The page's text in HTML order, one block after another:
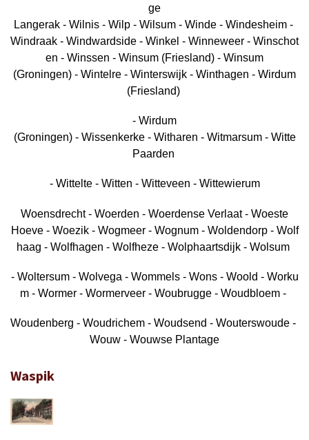
ge
Langerak - Wilnis - Wilp - Wilsum - Winde - Windesheim -
Windraak - Windwardside - Winkel - Winneweer - Winschot
en - Winssen - Winsum (Friesland) - Winsum
(Groningen) - Wintelre - Winterswijk - Winthagen - Wirdum
(Friesland)
- Wirdum
(Groningen) - Wissenkerke - Witharen - Witmarsum - Witte
Paarden
- Wittelte - Witten - Witteveen - Wittewierum
Woensdrecht - Woerden - Woerdense Verlaat - Woeste
Hoeve - Woezik - Wogmeer - Wognum - Woldendorp - Wolf
haag - Wolfhagen - Wolfheze - Wolphaartsdijk - Wolsum
- Woltersum - Wolvega - Wommels - Wons - Woold - Worku
m - Wormer - Wormerveer - Woubrugge - Woudbloem -
Woudenberg - Woudrichem - Woudsend - Wouterswoude -
Wouw - Wouwse Plantage
Waspik